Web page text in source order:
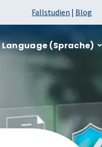
Fallstudien | Blog
Language (Sprache)